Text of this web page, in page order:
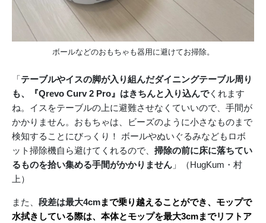
ボールなどのおもちゃも器用に避けてお掃除。
「テーブルやイスの脚が入り組んだダイニングテーブル周り
も、『Qrevo Curv 2 Pro』はきちんと入り込んでくれます
ね。イスをテーブルの上に避難させなくていいので、手間が
かかりません。おもちゃは、ビーズのように小さなものまで
検知することにびっくり！ ボールやぬいぐるみなどもロボ
ット掃除機自ら避けてくれるので、 掃除の前に床に落ちてい
るものを拾い集める手間がかかりません 」（HugKum・村
上）
また、 段差は最大4cmまで乗り越えることができ、モップで
水拭きしている際は、本体とモップを最大3cmまでリフトア